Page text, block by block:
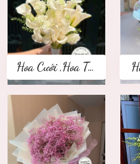
Hoa Cưới ,Hoa Tay Cầm Cô Dâu